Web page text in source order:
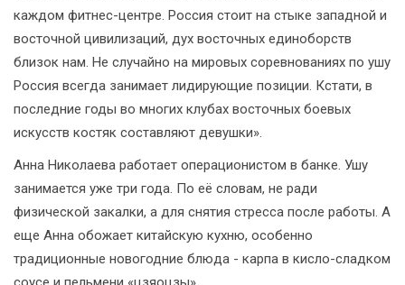
каждом фитнес-центре. Россия стоит на стыке западной и
восточной цивилизаций, дух восточных единоборств
близок нам. Не случайно на мировых соревнованиях по ушу
Россия всегда занимает лидирующие позиции. Кстати, в
последние годы во многих клубах восточных боевых
искусств костяк составляют девушки».
Анна Николаева работает операционистом в банке. Ушу
занимается уже три года. По её словам, не ради
физической закалки, а для снятия стресса после работы. А
еще Анна обожает китайскую кухню, особенно
традиционные новогодние блюда - карпа в кисло-сладком